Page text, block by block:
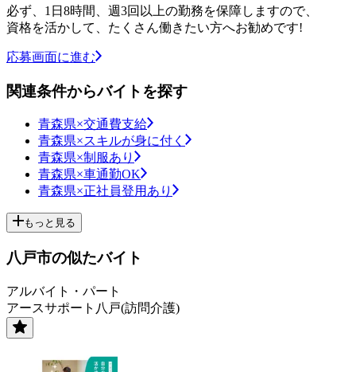
必ず、1日8時間、週3回以上の勤務を保障しますので、
資格を活かして、たくさん働きたい方へお勧めです!
応募画面に進む
関連条件からバイトを探す
青森県×交通費支給
青森県×スキルが身に付く
青森県×制服あり
青森県×車通勤OK
青森県×正社員登用あり
もっと見る
八戸市の似たバイト
アルバイト・パート
アースサポート八戸(訪問介護)